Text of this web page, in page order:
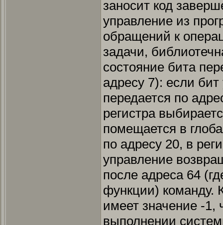
заносит код
управление из
обращений к
задачи,
состояние бита
адресу 7): если
передается по
регистра
помещается в
по адресу 20, в
управление
после адреса 64
функции) команду.
имеет значение -1,
выполнении